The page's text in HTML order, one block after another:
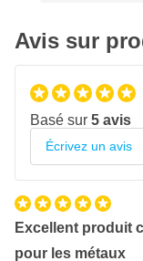
Avis sur
Basé sur 5 avis
Écrivez un avis
Excellent produit
pour les métaux